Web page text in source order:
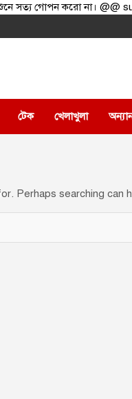
শুনে সত্য গোপন করো না।
টেক খেলাখুলা
Perhaps searching can